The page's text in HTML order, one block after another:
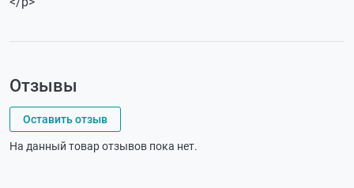
Отзывы
Оставить отзыв
На данный товар отзывов пока нет.